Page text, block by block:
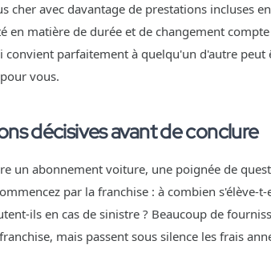
cher avec davantage de prestations incluses
en matière de durée et de changement
convient parfaitement à quelqu'un d'autre peut
vous.
décisives avant de conclure
un abonnement voiture, une poignée de
par la franchise : à combien s'élève-
ils en cas de sinistre ? Beaucoup de
mais passent sous silence les frais